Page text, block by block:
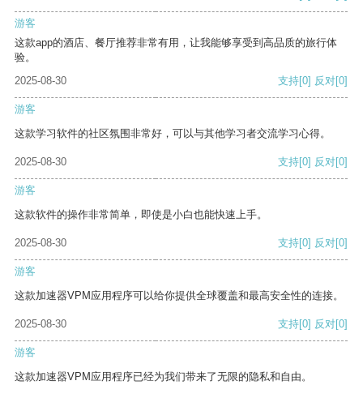
游客
这款app的酒店、餐厅推荐非常有用，让我能够享受到高品质的旅行体
验。
2025-08-30
支持[0] 反对[0]
游客
这款学习软件的社区氛围非常好，可以与其他学习者交流学习心得。
2025-08-30 支持[0] 反对[0]
游客
这款软件的操作非常简单，即使是小白也能快速上手。
2025-08-30 支持[0] 反对[0]
游客
这款加速器VPM应用程序可以给你提供全球覆盖和最高安全性的连接。
2025-08-30 支持[0] 反对[0]
游客
这款加速器VPM应用程序已经为我们带来了无限的隐私和自由。